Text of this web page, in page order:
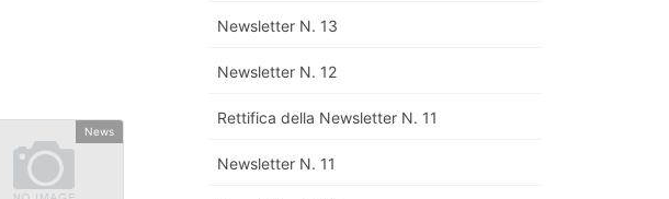
News
Newsletter N. 13
Newsletter N. 12
Rettifica della Newsletter N. 11
Newsletter N. 11